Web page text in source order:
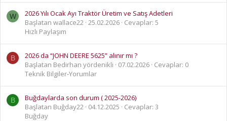
W
2026 Yılı Ocak Ayı Traktör Üretim ve Satış Adetleri
Başlatan wallace22 25.02.2026 Cevaplar: 5
Hızlı Paylaşım
B
2026 da “JOHN DEERE 5625” alınır mı ?
Başlatan Bedirhan yördenikli
07.02.2026 Cevaplar: 0
Teknik Bilgiler-Yorumlar
B
Buğdaylarda son durum ( 2025-2026)
Başlatan Buğday22
04.12.2025
Cevaplar: 3
Buğday